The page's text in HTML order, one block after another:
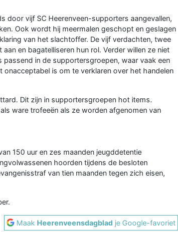
door vijf SC Heerenveen-supporters aangevallen,
Ook wordt hij meermalen geschopt en geslagen
van het slachtoffer. De vijf verdachten, twee
en bagatelliseren hun rol. Verder willen ze niet
in de supportersgroepen, waar vaak een
is om te verklaren over het handelen
Dit zijn in supportersgroepen hot items.
ware trofeeën als ze worden afgenomen van
150 uur en zes maanden jeugddetentie
hoorden tijdens de besloten
van tien maanden tegen zich eisen,
Maak Heerenveensdagblad je Google-favoriet